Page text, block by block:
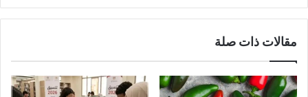
الـ
عاماً
مقالات ذات صلة